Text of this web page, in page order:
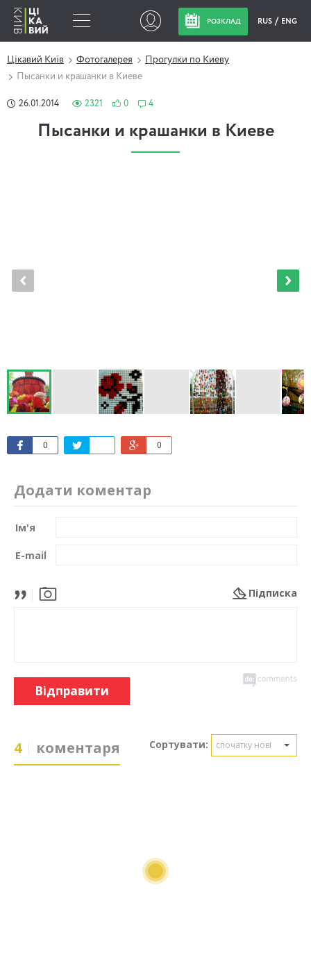
РОЗКЛАД RUS ENG
Цікавий Київ Фотогалерея
Прогулки по Киеву
Пысанки и крашанки в Киеве
26.01.2014 2321 0 4
Пысанки и крашанки в Киеве
0 0
Додати коментар
Ім'я
E-mail
Підписка
Відправити
4 коментаря Сортувати: спочатку нові